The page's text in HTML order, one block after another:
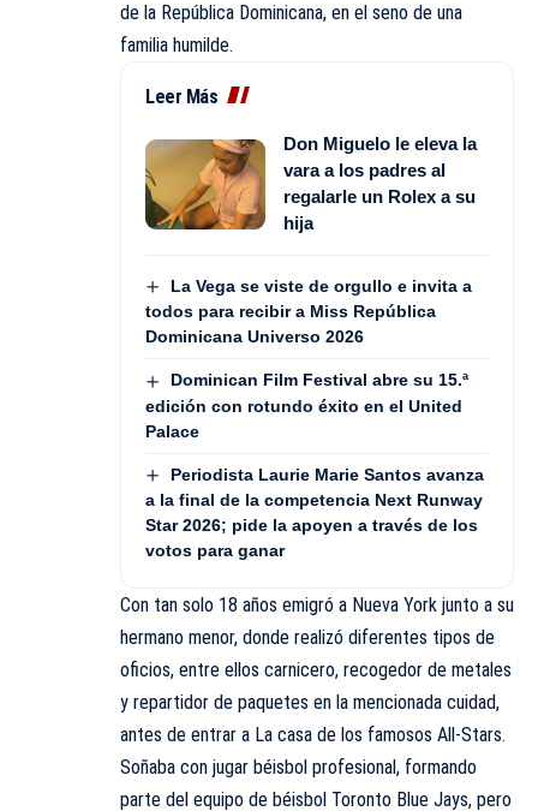
de la República Dominicana, en el seno de una
familia humilde.
Leer Más
Don Miguelo le eleva la
vara a los padres al
regalarle un Rolex a su
hija
La Vega se viste de orgullo e invita a
todos para recibir a Miss República
Dominicana Universo 2026
Dominican Film Festival abre su 15.ª
edición con rotundo éxito en el United
Palace
Periodista Laurie Marie Santos avanza
a la final de la competencia Next Runway
Star 2026; pide la apoyen a través de los
votos para ganar
Con tan solo 18 años emigró a Nueva York junto a su
hermano menor, donde realizó diferentes tipos de
oficios, entre ellos carnicero, recogedor de metales
y repartidor de paquetes en la mencionada cuidad,
antes de entrar a La casa de los famosos All-Stars.
Soñaba con jugar béisbol profesional, formando
parte del equipo de béisbol Toronto Blue Jays, pero